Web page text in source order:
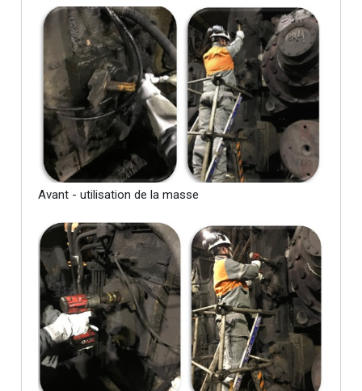
Avant - utilisation de la masse